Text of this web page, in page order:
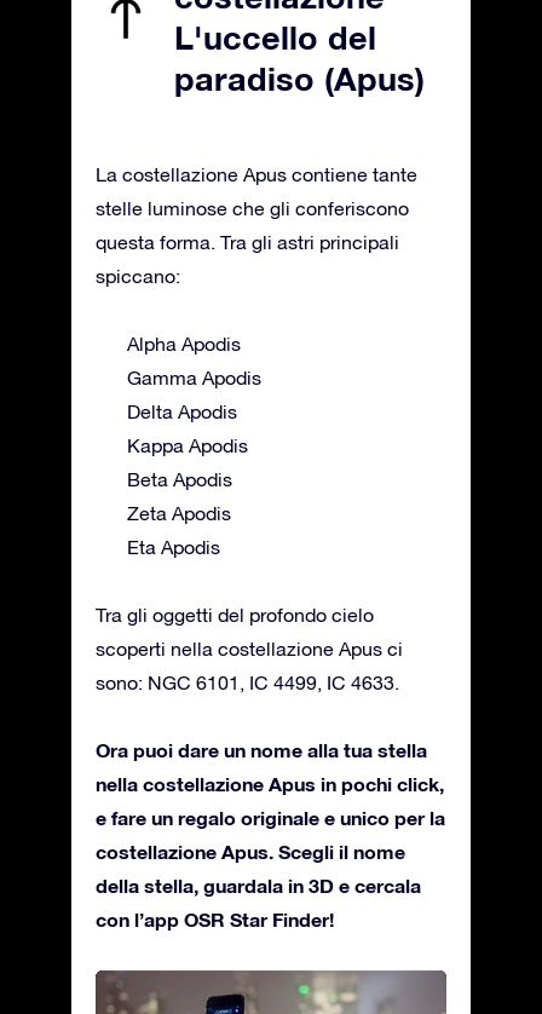
L'uccello del
paradiso (Apus)
La costellazione Apus contiene tante
stelle luminose che gli conferiscono
questa forma. Tra gli astri principali
spiccano:
Alpha Apodis
Gamma Apodis
Delta Apodis
Kappa Apodis
Beta Apodis
Zeta Apodis
Eta Apodis
Tra gli oggetti del profondo cielo
scoperti nella costellazione Apus ci
sono: NGC 6101, IC 4499, IC 4633.
Ora puoi dare un nome alla tua stella
nella costellazione Apus in pochi click,
e fare un regalo originale e unico per la
costellazione Apus. Scegli il nome
della stella, guardala in 3D e cercala
con l’app OSR Star Finder!